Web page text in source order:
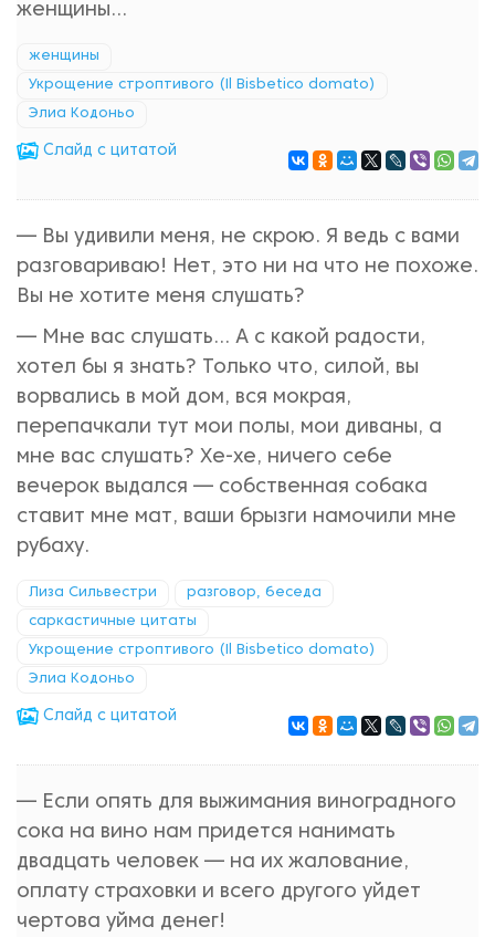
женщины...
женщины
Укрощение строптивого (Il Bisbetico domato)
Элиа Кодоньо
Cлайд с цитатой
— Вы удивили меня, не скрою. Я ведь с вами
разговариваю! Нет, это ни на что не похоже.
Вы не хотите меня слушать?
— Мне вас слушать... А с какой радости,
хотел бы я знать? Только что, силой, вы
ворвались в мой дом, вся мокрая,
перепачкали тут мои полы, мои диваны, а
мне вас слушать? Хе-хе, ничего себе
вечерок выдался — собственная собака
ставит мне мат, ваши брызги намочили мне
рубаху.
Лиза Сильвестри разговор, беседа
саркастичные цитаты
Укрощение строптивого (Il Bisbetico domato)
Элиа Кодоньо
Cлайд с цитатой
— Если опять для выжимания виноградного
сока на вино нам придется нанимать
двадцать человек — на их жалование,
оплату страховки и всего другого уйдет
чертова уйма денег!